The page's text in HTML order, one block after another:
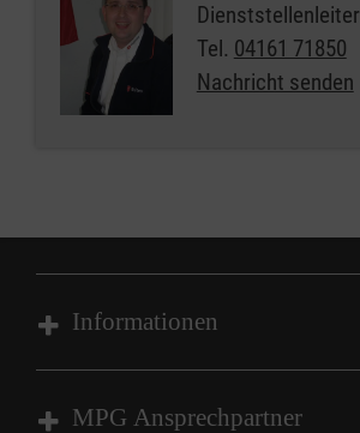
Dienststellenleiter
Tel. 04161 71850
Nachricht senden
Informationen
Impressum
MPG Ansprechpartner